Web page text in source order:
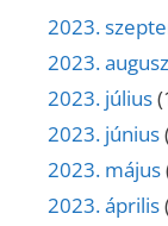
2023.
2023.
2023. július
2023. június
2023. május
2023. április